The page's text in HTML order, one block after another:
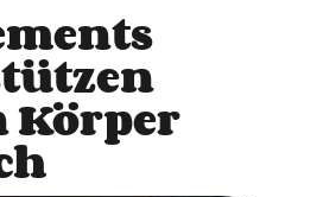
Körper